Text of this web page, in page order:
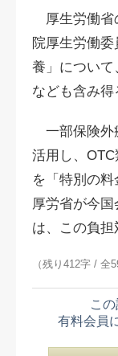
厚生労働省
院厚生労働
養」につい
なども含み得
一部保険外
活用し、
を「特別の料
厚労省が今
は、この負担
（残り412字 / 全
こ
有料会員